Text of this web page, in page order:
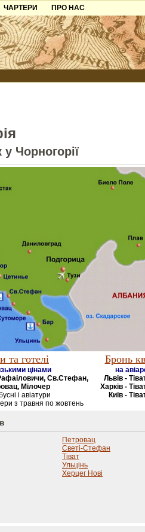
ЧАРТЕРИ
ПРО НАС
Контакти
Партнерам
Додати готель
Чорногорії
та готелі
цінами
Св.Стефан,
Мілочер
і авіатури
з травня по жовтень
Бронь
на
Львів -
Харків -
Київ -
Петровац
Светі-Стефан
Тіват
Ульцінь
Херцег Нові